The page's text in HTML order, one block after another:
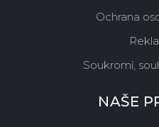
Ochrana
Soukromí,
NAŠE